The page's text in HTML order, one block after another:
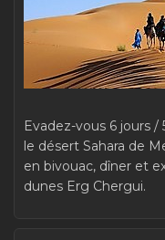
Evadez-vous 6 jours
le désert Sahara de
en bivouac, dîner et
dunes Erg Chergui.